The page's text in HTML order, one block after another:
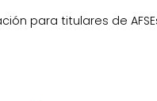
para titulares de
General Ordinaria
a someter a la